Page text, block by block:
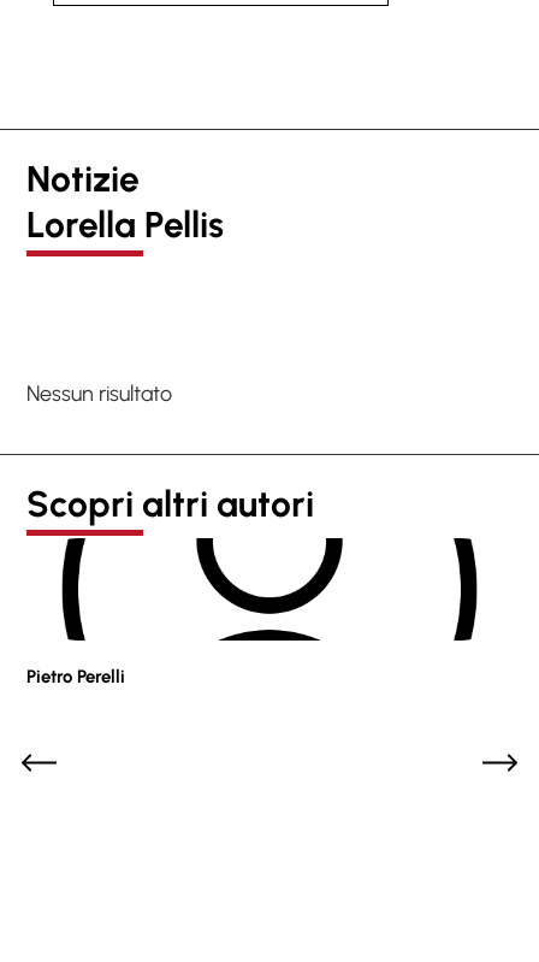
Notizie
Lorella Pellis
Nessun risultato
Scopri altri autori
Pietro Perelli